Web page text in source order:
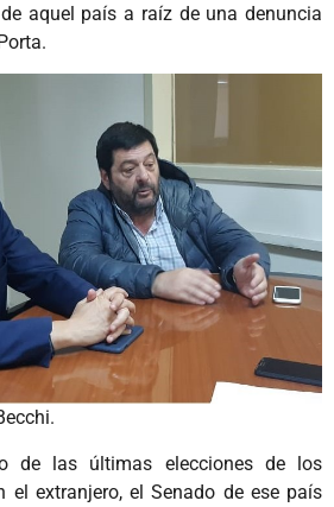
aquel país a raíz de una denuncia
de las últimas elecciones de los
el extranjero, el Senado de ese país